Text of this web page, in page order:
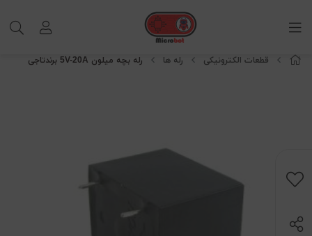
قطعات الکترونیکی رله ها رله بچه میلون 5V-20A برندتاجی